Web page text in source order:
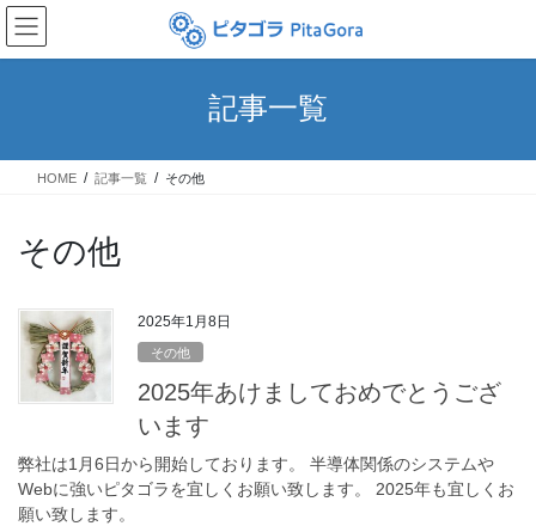
コ
ン
テ
ス
ナ
ビ
ゲ
ン
記事一覧
HOME 記事一覧 その他
その他
2025年1月8日
その他
2025年あけましておめでとうござ
います
弊社は1月6日から開始しております。 半導体関係のシステムや
Webに強いピタゴラを宜しくお願い致します。 2025年も宜しくお
願い致します。